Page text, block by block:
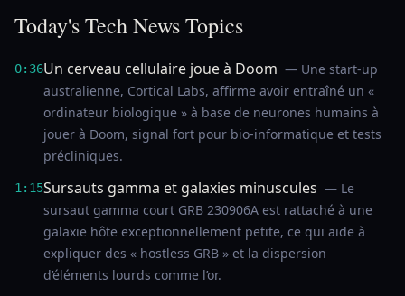
Today's Tech News Topics
0:36Un cerveau cellulaire joue à Doom — Une start-up
australienne, Cortical Labs, affirme avoir entraîné un «
ordinateur biologique » à base de neurones humains à
jouer à Doom, signal fort pour bio-informatique et tests
précliniques.
1:15Sursauts gamma et galaxies minuscules — Le
sursaut gamma court GRB 230906A est rattaché à une
galaxie hôte exceptionnellement petite, ce qui aide à
expliquer des « hostless GRB » et la dispersion
d’éléments lourds comme l’or.